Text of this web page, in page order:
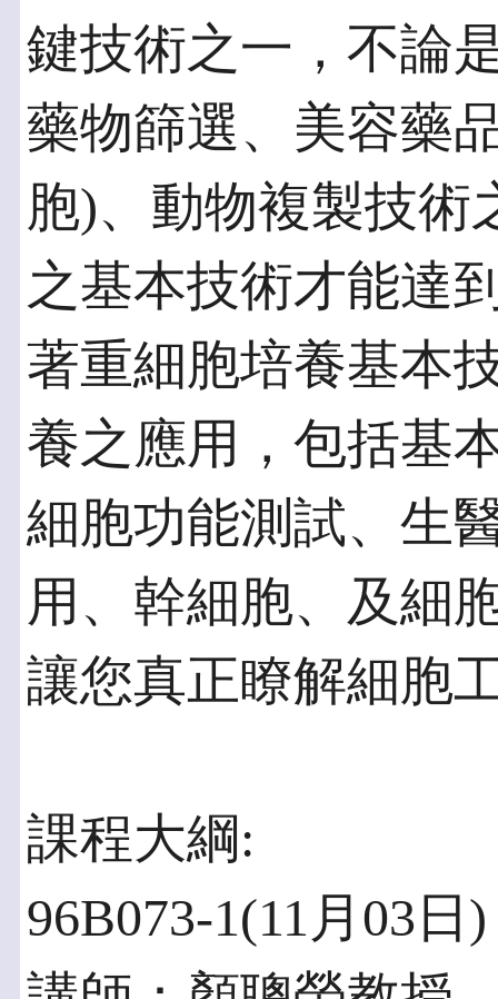
鍵技術之一，不論
藥物篩選、美容藥
胞)、動物複製技術
之基本技術才能達
著重細胞培養基本
養之應用，包括基
細胞功能測試、生
用、幹細胞、及細
讓您真正瞭解細胞
課程大綱:
96B073-1(11月03日)